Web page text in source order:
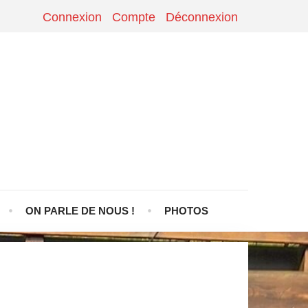
Connexion Compte Déconnexion
ON PARLE DE NOUS ! PHOTOS